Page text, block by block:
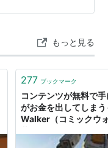
もっと見る
277 ブックマーク
コンテンツが無料で
がお金を出してしま
Walker（コミックウ